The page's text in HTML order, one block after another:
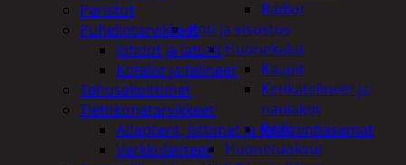
Radiot
Koti ja sisustus
Huonekalut
Kaapit
Kenkätelineet ja
naulakot
Peilit
Huonetuoksut
Paristot
Puhelintarvikkeet
Johdot ja laturit
Kotelot ja telineet
Tehosekoittimet
Tietokonetarvikkeet
Adapterit, liittimet ja telakointiasemat
Verkkolaitteet